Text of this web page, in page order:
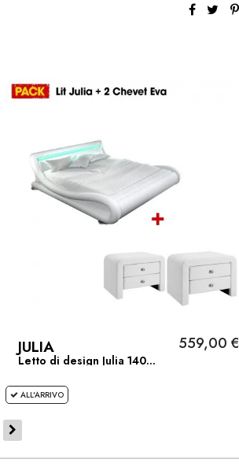
JULIA
Letto di design Julia 140...
559,00 €
ALL'ARRIVO